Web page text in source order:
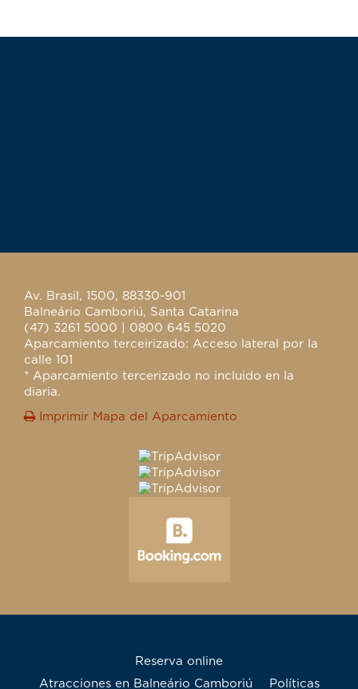
Av. Brasil, 1500, 88330-901
Balneário Camboriú, Santa Catarina
(47) 3261 5000 | 0800 645 5020
Aparcamiento terceirizado: Acceso lateral por la
calle 101
* Aparcamiento tercerizado no incluido en la
diaria.
Imprimir Mapa del Aparcamiento
Reserva online
Atracciones en Balneário Camboriú
Políticas